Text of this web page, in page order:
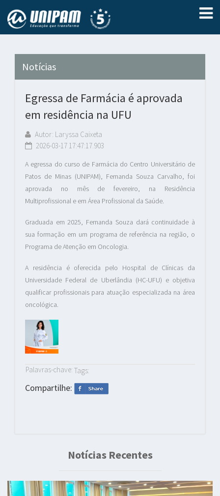
Notícias
Egressa de Farmácia é aprovada
em residência na UFU
Autor: Laryssa Caixeta
2026-03-17 17:47:17.903
A egressa do curso de Farmácia do Centro Universitário de
Patos de Minas (UNIPAM), Fernanda Souza Carvalho, foi
aprovada no mês de fevereiro, na Residência
Multiprofissional e em Área Profissional da Saúde.
Graduada em 2025, Fernanda Souza dará continuidade à
sua formação em um programa de referência na região, o
Programa de Atenção em Oncologia.
A residência é oferecida pelo Hospital de Clínicas da
Universidade Federal de Uberlândia (HC-UFU) e objetiva
qualificar profissionais para atuação especializada na área
oncológica.
Palavras-chave: Tags:
Compartilhe:
Notícias Recentes